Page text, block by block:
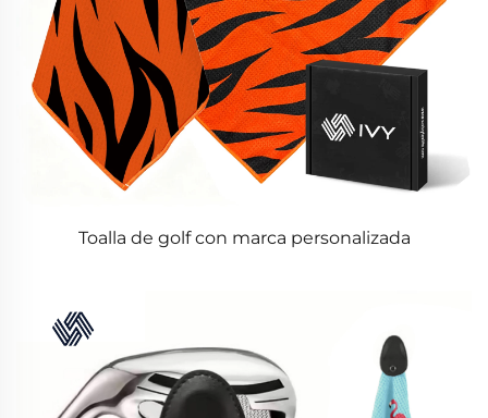
Toalla de golf con marca personalizada